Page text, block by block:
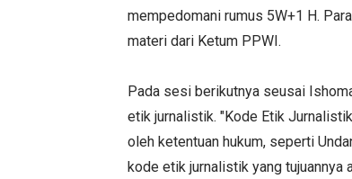
mempedomani rumus 5W+1 H.
materi dari Ketum PPWI.
Pada sesi berikutnya seusai
etik jurnalistik. "Kode Etik
oleh ketentuan hukum, seperti
kode etik jurnalistik yang tujuannya